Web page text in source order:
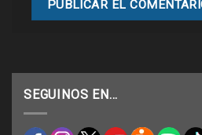
SEGUINOS EN…